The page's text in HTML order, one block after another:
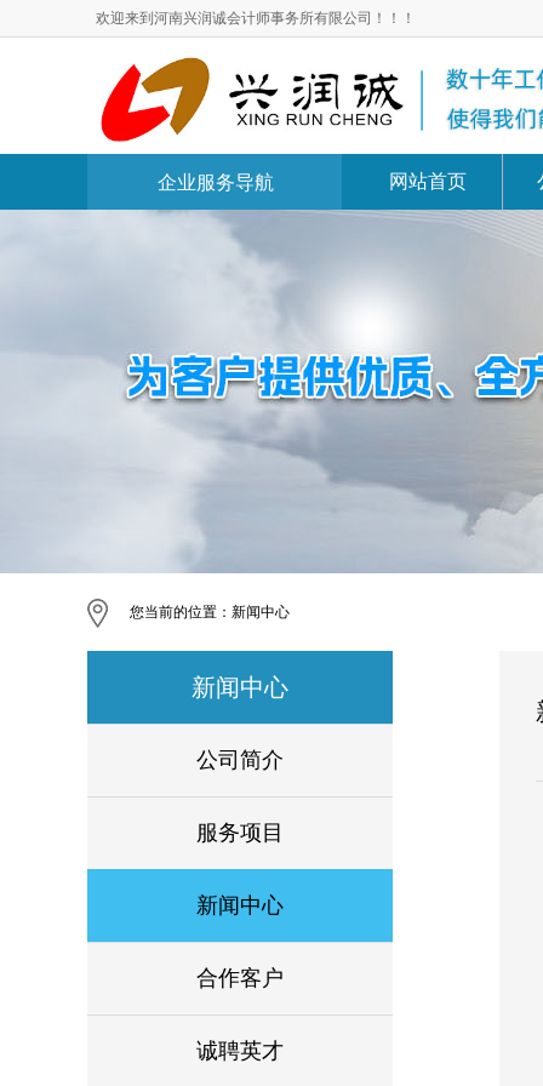
欢迎来到河南兴润诚会计师事务所有限公司！！！
企业服务导航 网站首页
您当前的位置： 新闻中心
新闻中心
公司简介
服务项目
新闻中心
合作客户
诚聘英才